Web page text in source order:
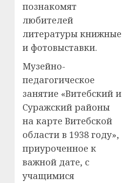
познакомят
любителей
литературы книжные
и фотовыставки.
Музейно-
педагогическое
занятие «Витебский и
Суражский районы
на карте Витебской
области в 1938 году»,
приуроченное к
важной дате, с
учащимися